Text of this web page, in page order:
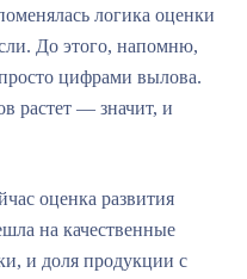
логика оценки
До этого, напомню,
цифрами вылова.
растет — значит, и
оценка развития
на качественные
и доля продукции с